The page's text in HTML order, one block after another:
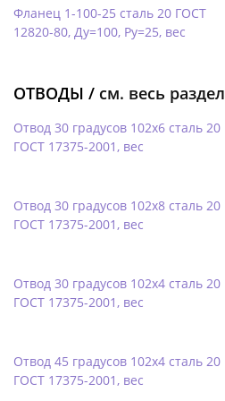
Фланец 1-100-25 сталь 20 ГОСТ
12820-80, Ду=100, Ру=25, вес
ОТВОДЫ / см. весь раздел
Отвод 30 градусов 102х6 сталь 20
ГОСТ 17375-2001, вес
Отвод 30 градусов 102х8 сталь 20
ГОСТ 17375-2001, вес
Отвод 30 градусов 102х4 сталь 20
ГОСТ 17375-2001, вес
Отвод 45 градусов 102х4 сталь 20
ГОСТ 17375-2001, вес